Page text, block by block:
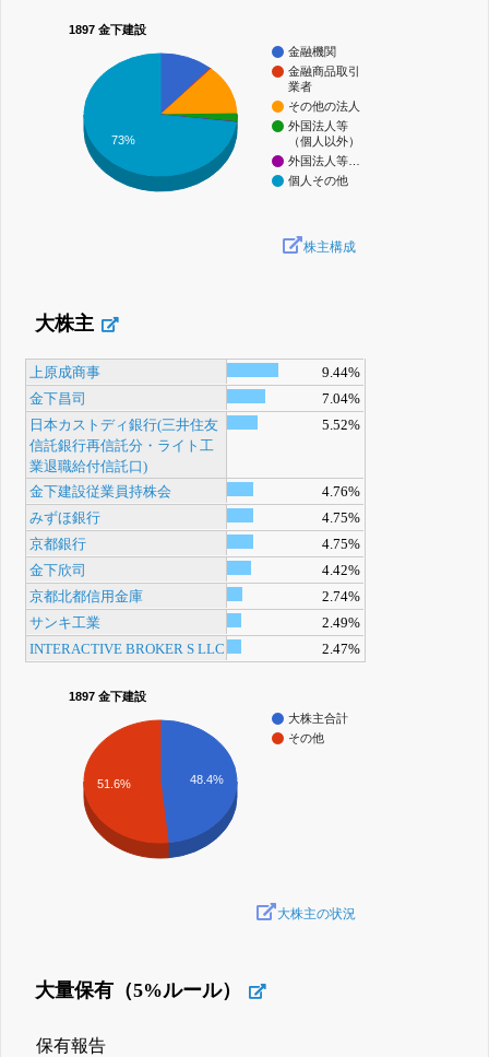
1897 金下建設
金融機関
金融商品取引
業者
その他の法人
外国法人等
（個人以外）
外国法人等…
個人その他
73%
株主構成
大株主
上原成商事
9.44%
金下昌司
7.04%
日本カストディ銀行(三井住友
信託銀行再信託分・ライト工
業退職給付信託口)
5.52%
金下建設従業員持株会
4.76%
みずほ銀行
4.75%
京都銀行
4.75%
金下欣司
4.42%
京都北都信用金庫
2.74%
サンキ工業
2.49%
INTERACTIVE BROKER S LLC
2.47%
1897 金下建設
大株主合計
その他
48.4%
51.6%
大株主の状況
大量保有（5%ルール）
保有報告